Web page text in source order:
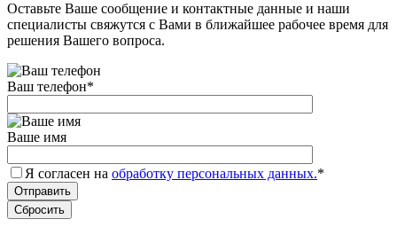
Оставьте Ваше сообщение и контактные данные и наши
специалисты свяжутся с Вами в ближайшее рабочее время для
решения Вашего вопроса.
Ваш телефон*
Ваше имя
Я согласен на обработку персональных данных.*